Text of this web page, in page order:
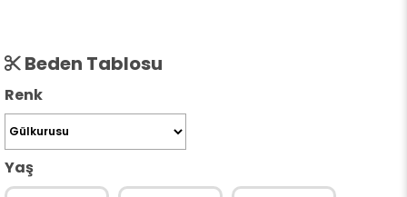
Beden Tablosu
Renk
Yaş